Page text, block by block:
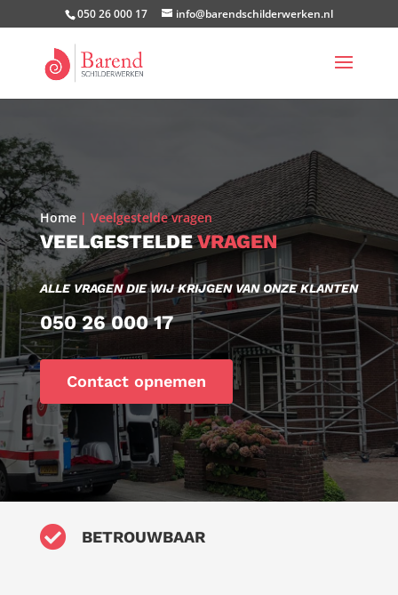
050 26 000 17 info@barendschilderwerken.nl
Home| Veelgestelde vragen
VEELGESTELDEVRAGEN
ALLE VRAGEN DIE WIJ KRIJGEN VAN ONZE KLANTEN
050 26 000 17
Contact opnemen
 BETROUWBAAR